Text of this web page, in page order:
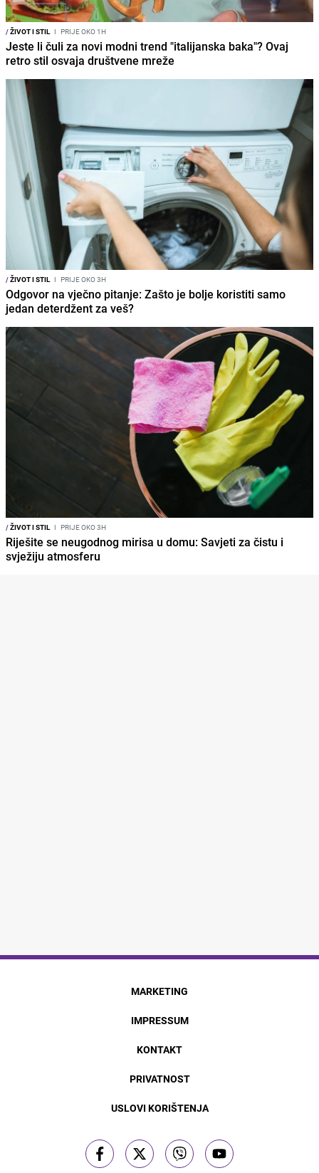
/ŽIVOT I STIL I PRIJE OKO 1H
Jeste li čuli za novi modni trend "italijanska baka"? Ovaj
retro stil osvaja društvene mreže
/ŽIVOT I STIL I PRIJE OKO 3H
Odgovor na vječno pitanje: Zašto je bolje koristiti samo
jedan deterdžent za veš?
/ŽIVOT I STIL I PRIJE OKO 3H
Riješite se neugodnog mirisa u domu: Savjeti za čistu i
svježiju atmosferu
MARKETING
IMPRESSUM
KONTAKT
PRIVATNOST
USLOVI KORIŠTENJA